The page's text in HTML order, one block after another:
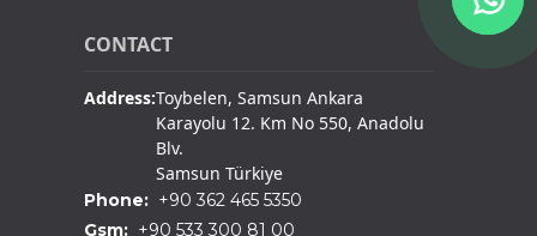
CONTACT
Address:Toybelen, Samsun Ankara
Karayolu 12. Km No 550, Anadolu
Blv.
Samsun Türkiye
Phone: +90 362 465 5350
Gsm: +90 533 300 81 00